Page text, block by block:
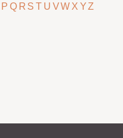
P Q R ST U VW X YZ